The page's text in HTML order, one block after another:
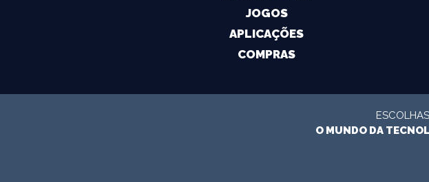
JOGOS
APLICAÇÕES
COMPRAS
O MUNDO DA